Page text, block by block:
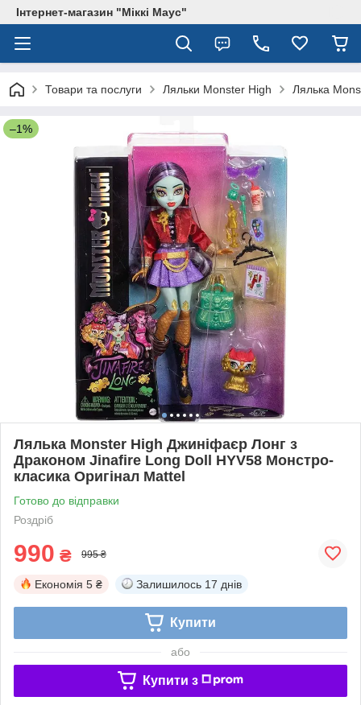
Інтернет-магазин "Міккі Маус"
Товари та послуги Ляльки Monster High Лялька
–1%
Лялька Monster High Джиніфаєр Лонг з
Драконом Jinafire Long Doll HYV58 Монстро-
класика Оригінал Mattel
Готово до відправки
Роздріб
990 ₴ 995 ₴
Економія 5 ₴ Залишилось 17 днів
Купити
або
Купити з